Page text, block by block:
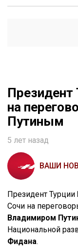
Президент
на
Путиным
5 лет назад
ВАШИ
Президент Турции
Сочи на
Владимиром
Национальной
Фидана.